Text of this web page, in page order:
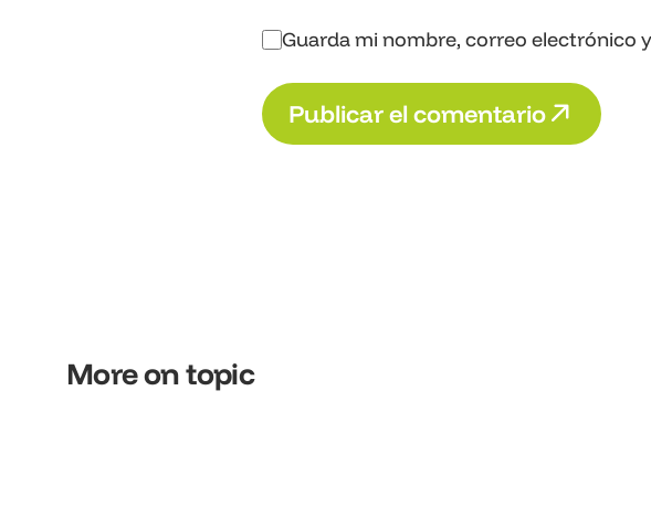
Guarda mi nombre, correo electrónico
Publicarel comentario
Publicarelcomentario
More on topic